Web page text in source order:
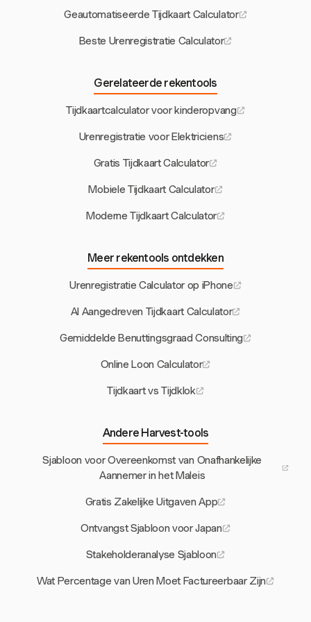
Geautomatiseerde Tijdkaart Calculator
Beste Urenregistratie Calculator
Gerelateerde rekentools
Tijdkaartcalculator voor kinderopvang
Urenregistratie voor Elektriciens
Gratis Tijdkaart Calculator
Mobiele Tijdkaart Calculator
Moderne Tijdkaart Calculator
Meer rekentools ontdekken
Urenregistratie Calculator op iPhone
AI Aangedreven Tijdkaart Calculator
Gemiddelde Benuttingsgraad Consulting
Online Loon Calculator
Tijdkaart vs Tijdklok
Andere Harvest-tools
Sjabloon voor Overeenkomst van Onafhankelijke
Aannemer in het Maleis
Gratis Zakelijke Uitgaven App
Ontvangst Sjabloon voor Japan
Stakeholderanalyse Sjabloon
Wat Percentage van Uren Moet Factureerbaar Zijn